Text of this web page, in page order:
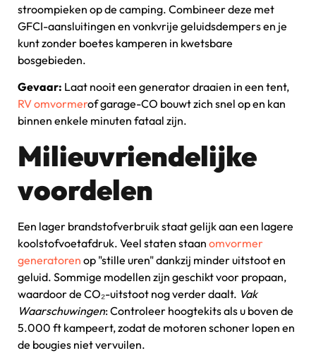
stroompieken op de camping. Combineer deze met
GFCI-aansluitingen en vonkvrije geluidsdempers en je
kunt zonder boetes kamperen in kwetsbare
bosgebieden.
Gevaar: Laat nooit een generator draaien in een tent,
RV omvormerof garage-CO bouwt zich snel op en kan
binnen enkele minuten fataal zijn.
Milieuvriendelijke
voordelen
Een lager brandstofverbruik staat gelijk aan een lagere
koolstofvoetafdruk. Veel staten staan omvormer
generatoren op "stille uren" dankzij minder uitstoot en
geluid. Sommige modellen zijn geschikt voor propaan,
waardoor de CO₂-uitstoot nog verder daalt. Vak
Waarschuwingen: Controleer hoogtekits als u boven de
5.000 ft kampeert, zodat de motoren schoner lopen en
de bougies niet vervuilen.